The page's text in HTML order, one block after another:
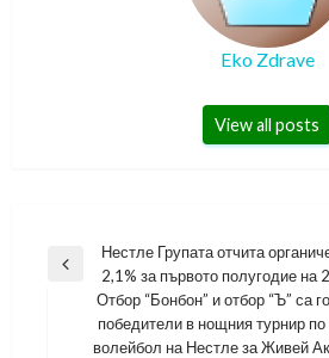
Eko Zdrave
View all posts
Навигация
Previous
Нестле Групата отчита
2,1% за първото полугодие на
Next
Отбор “Бонбон” и отбор “Ъ” са
победители в нощния турнир
волейбол на Нестле за Живей